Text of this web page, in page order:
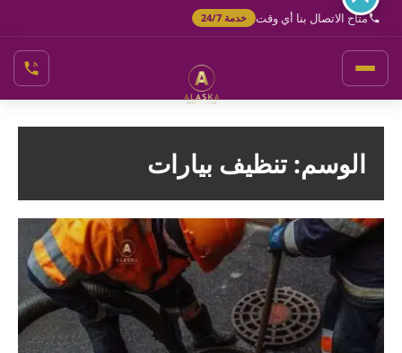
تخطي
المحتوى
متاح الاتصال بنا أي وقت خدمة 24/7
الوسم: تنظيف بيارات